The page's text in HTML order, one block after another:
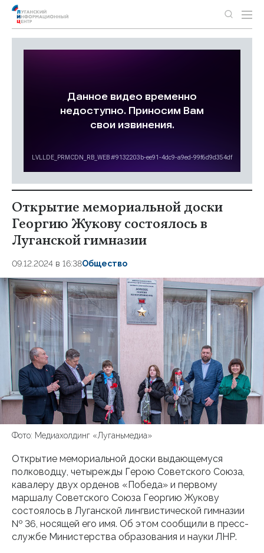
Открытие мемориальной доски
Георгию Жукову состоялось в
Луганской гимназии
09.12.2024 в 16:38Общество
Фото: Медиахолдинг «Луганьмедиа»
Открытие мемориальной доски выдающемуся
полководцу, четырежды Герою Советского Союза,
кавалеру двух орденов «Победа» и первому
маршалу Советского Союза Георгию Жукову
состоялось в Луганской лингвистической гимназии
№ 36, носящей его имя. Об этом сообщили в пресс-
службе Министерства образования и науки ЛНР.